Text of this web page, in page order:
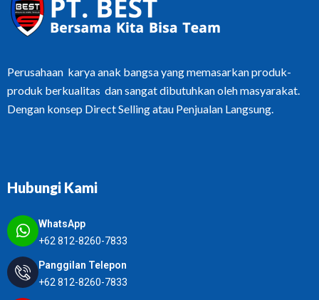
Perusahaan karya anak bangsa yang memasarkan produk-
produk berkualitas dan sangat dibutuhkan oleh masyarakat.
Dengan konsep Direct Selling atau Penjualan Langsung.
Hubungi Kami
WhatsApp
+62 812-8260-7833
Panggilan Telepon
+62 812-8260-7833